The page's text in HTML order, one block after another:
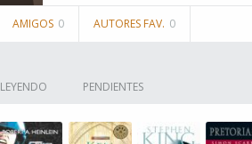
AMIGOS 0 AUTORES FAV. 0
LEYENDO PENDIENTES